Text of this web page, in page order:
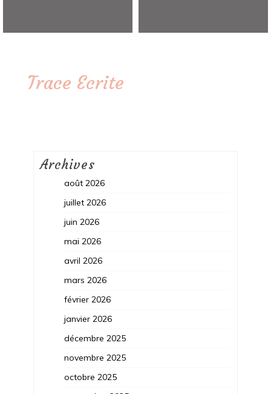
Trace Ecrite
Archives
août 2026
juillet 2026
juin 2026
mai 2026
avril 2026
mars 2026
février 2026
janvier 2026
décembre 2025
novembre 2025
octobre 2025